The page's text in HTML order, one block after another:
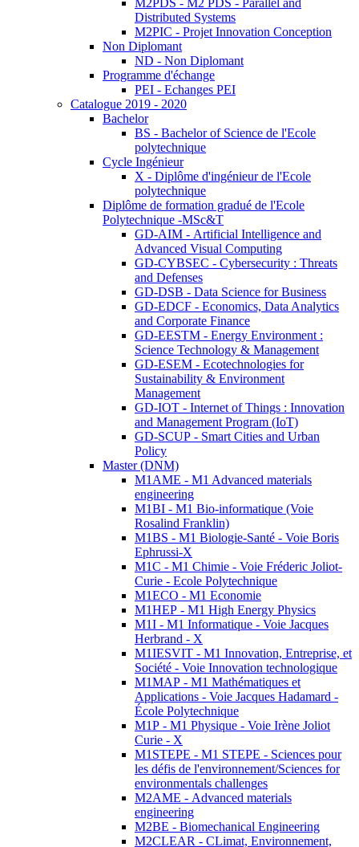
M2PDS - M2 PDS - Parallel and
Distributed Systems
M2PIC - Projet Innovation Conception
Non Diplomant
ND - Non Diplomant
Programme d'échange
PEI - Echanges PEI
Catalogue 2019 - 2020
Bachelor
BS - Bachelor of Science de l'Ecole
polytechnique
Cycle Ingénieur
X - Diplôme d'ingénieur de l'Ecole
polytechnique
Diplôme de formation gradué de l'Ecole
Polytechnique -MSc&T
GD-AIM - Artificial Intelligence and
Advanced Visual Computing
GD-CYBSEC - Cybersecurity : Threats
and Defenses
GD-DSB - Data Science for Business
GD-EDCF - Economics, Data Analytics
and Corporate Finance
GD-EESTM - Energy Environment :
Science Technology & Management
GD-ESEM - Ecotechnologies for
Sustainability & Environment
Management
GD-IOT - Internet of Things : Innovation
and Management Program (IoT)
GD-SCUP - Smart Cities and Urban
Policy
Master (DNM)
M1AME - M1 Advanced materials
engineering
M1BI - M1 Bio-informatique (Voie
Rosalind Franklin)
M1BS - M1 Biologie-Santé - Voie Boris
Ephrussi-X
M1C - M1 Chimie - Voie Fréderic Joliot-
Curie - Ecole Polytechnique
M1ECO - M1 Economie
M1HEP - M1 High Energy Physics
M1I - M1 Informatique - Voie Jacques
Herbrand - X
M1IESVIT - M1 Innovation, Entreprise, et
Société - Voie Innovation technologique
M1MAP - M1 Mathématiques et
Applications - Voie Jacques Hadamard -
École Polytechnique
M1P - M1 Physique - Voie Irène Joliot
Curie - X
M1STEPE - M1 STEPE - Sciences pour
les défis de l'environnement/Sciences for
environmentals challenges
M2AME - Advanced materials
engineering
M2BE - Biomechanical Engineering
M2CLEAR - CLimat, Environnement,